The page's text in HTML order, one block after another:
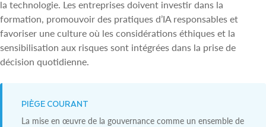
la technologie. Les entreprises doivent investir dans la
formation, promouvoir des pratiques d’IA responsables et
favoriser une culture où les considérations éthiques et la
sensibilisation aux risques sont intégrées dans la prise de
décision quotidienne.
PIÈGE COURANT
La mise en œuvre de la gouvernance comme un ensemble de